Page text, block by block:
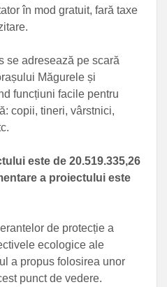
în mod gratuit, fară taxe
se adresează pe scară
Măgurele și
funcțiuni facile pentru
copii, tineri, vârstnici,
este de 20.519.335,26
a proiectului este
de protecție a
ecologice ale
a propus folosirea unor
punct de vedere.